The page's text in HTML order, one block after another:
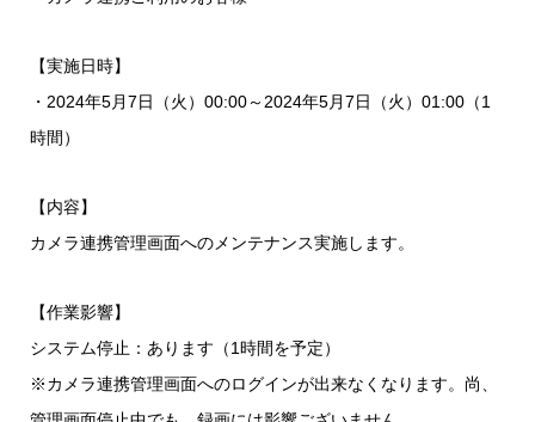
【実施日時】
・2024年5月7日（火）00:00～2024年5月7日（火）01:00（1
時間）
【内容】
カメラ連携管理画面へのメンテナンス実施します。
【作業影響】
システム停止：あります（1時間を予定）
※カメラ連携管理画面へのログインが出来なくなります。尚、